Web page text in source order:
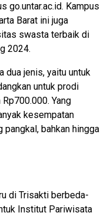
go.untar.ac.id. Kampus
Barat ini juga
swasta terbaik di
2024.
dua jenis, yaitu untuk
untuk prodi
Yang
kesempatan
bahkan hingga
di Trisakti berbeda-
Institut Pariwisata